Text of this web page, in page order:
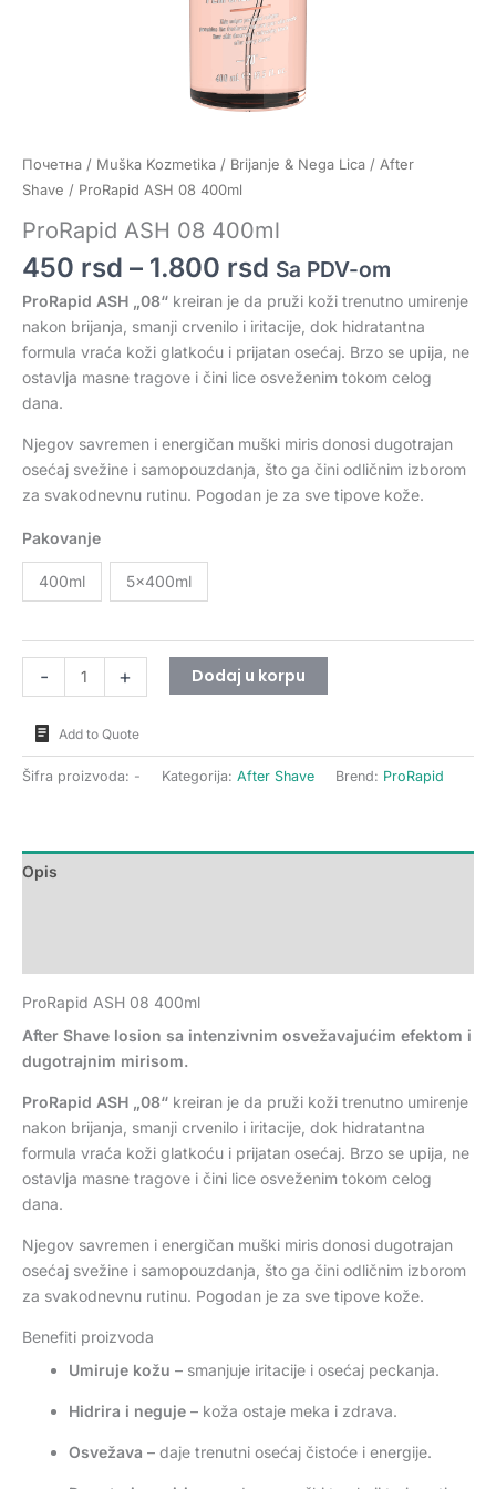
Почетна / Muška Kozmetika / Brijanje & Nega Lica / After
Shave / ProRapid ASH 08 400ml
ProRapid ASH 08 400ml
450 rsd – 1.800 rsd Sa PDV-om
ProRapid ASH „08“ kreiran je da pruži koži trenutno umirenje
nakon brijanja, smanji crvenilo i iritacije, dok hidratantna
formula vraća koži glatkoću i prijatan osećaj. Brzo se upija, ne
ostavlja masne tragove i čini lice osveženim tokom celog
dana.
Njegov savremen i energičan muški miris donosi dugotrajan
osećaj svežine i samopouzdanja, što ga čini odličnim izborom
za svakodnevnu rutinu. Pogodan je za sve tipove kože.
Pakovanje
400ml 5x400ml
- + Dodaj u korpu
Add to Quote
Šifra proizvoda: - Kategorija: After Shave Brend: ProRapid
Opis
ProRapid ASH 08 400ml
After Shave losion sa intenzivnim osvežavajućim efektom i
dugotrajnim mirisom.
ProRapid ASH „08“ kreiran je da pruži koži trenutno umirenje
nakon brijanja, smanji crvenilo i iritacije, dok hidratantna
formula vraća koži glatkoću i prijatan osećaj. Brzo se upija, ne
ostavlja masne tragove i čini lice osveženim tokom celog
dana.
Njegov savremen i energičan muški miris donosi dugotrajan
osećaj svežine i samopouzdanja, što ga čini odličnim izborom
za svakodnevnu rutinu. Pogodan je za sve tipove kože.
Benefiti proizvoda
Umiruje kožu – smanjuje iritacije i osećaj peckanja.
Hidrira i neguje – koža ostaje meka i zdrava.
Osvežava – daje trenutni osećaj čistoće i energije.